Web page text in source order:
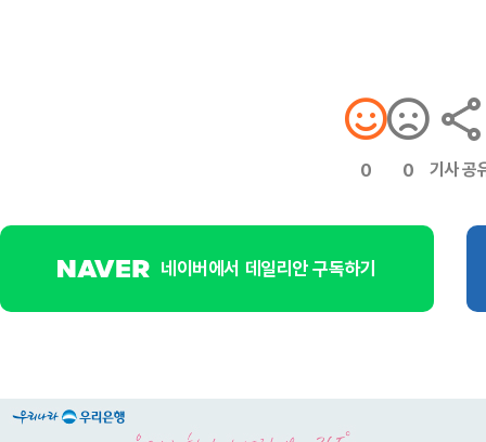
0 0 기사 공
네이버에서 데일리안 구독하기